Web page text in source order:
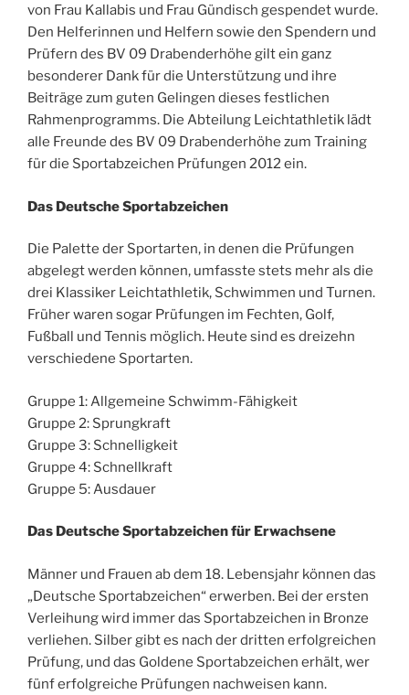
von Frau Kallabis und Frau Gündisch gespendet wurde.
Den Helferinnen und Helfern sowie den Spendern und
Prüfern des BV 09 Drabenderhöhe gilt ein ganz
besonderer Dank für die Unterstützung und ihre
Beiträge zum guten Gelingen dieses festlichen
Rahmenprogramms. Die Abteilung Leichtathletik lädt
alle Freunde des BV 09 Drabenderhöhe zum Training
für die Sportabzeichen Prüfungen 2012 ein.
Das Deutsche Sportabzeichen
Die Palette der Sportarten, in denen die Prüfungen
abgelegt werden können, umfasste stets mehr als die
drei Klassiker Leichtathletik, Schwimmen und Turnen.
Früher waren sogar Prüfungen im Fechten, Golf,
Fußball und Tennis möglich. Heute sind es dreizehn
verschiedene Sportarten.
Gruppe 1: Allgemeine Schwimm-Fähigkeit
Gruppe 2: Sprungkraft
Gruppe 3: Schnelligkeit
Gruppe 4: Schnellkraft
Gruppe 5: Ausdauer
Das Deutsche Sportabzeichen für Erwachsene
Männer und Frauen ab dem 18. Lebensjahr können das
„Deutsche Sportabzeichen“ erwerben. Bei der ersten
Verleihung wird immer das Sportabzeichen in Bronze
verliehen. Silber gibt es nach der dritten erfolgreichen
Prüfung, und das Goldene Sportabzeichen erhält, wer
fünf erfolgreiche Prüfungen nachweisen kann.